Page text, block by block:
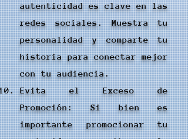
autenticidad es clave en las
redes sociales. Muestra tu
personalidad y comparte tu
historia para conectar mejor
con tu audiencia.
Evita el Exceso de
Promoción: Si bien es
importante promocionar tu